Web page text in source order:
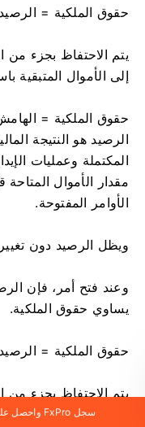
حقوق الملكية =
يتم الاحتفاظ بجزء من
إلى الأموال المتبقية
حقوق الملكية =
الرصيد هو النتيجة
المكتملة وعمليات
مقدار الأموال
الأوامر المفتوحة.
ويظل الرصيد دون تغيير
وعند فتح أمر، فإن
يساوي حقوق الملكية.
حقوق الملكية =
يتم الاحتفاظ بجزء من
إلى الأموال المتبقية
سجل FxPro واحصل على 10000 دولار مجانًا في حساب تجريبي